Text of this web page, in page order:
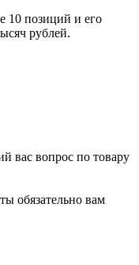
10 позиций и его
рублей.
вас вопрос по товару
обязательно вам